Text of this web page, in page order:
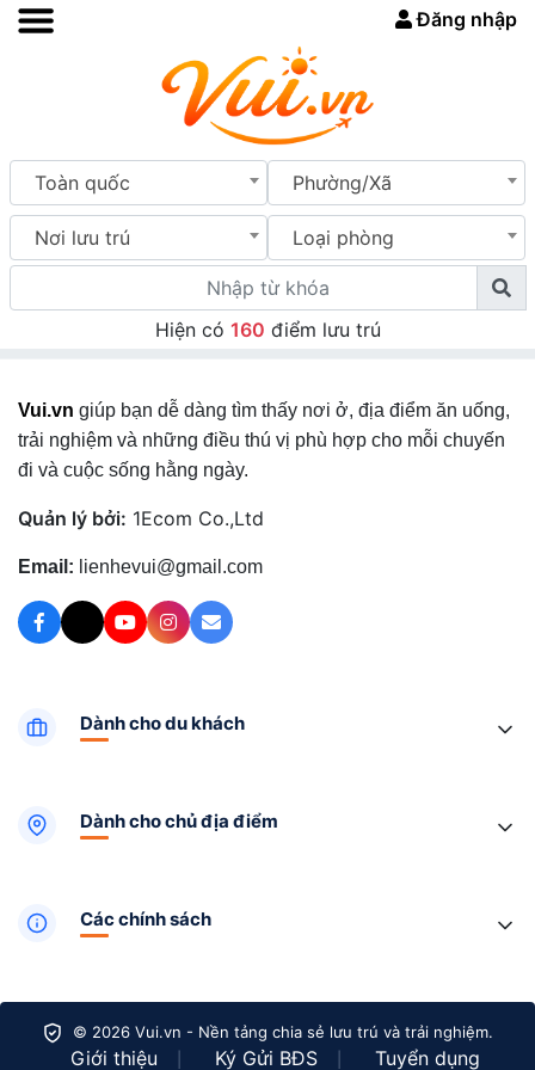
Đăng nhập
Toàn quốc Phường/Xã
Nơi lưu trú Loại phòng
Hiện có 160 điểm lưu trú
Vui.vn giúp bạn dễ dàng tìm thấy nơi ở, địa điểm ăn uống,
trải nghiệm và những điều thú vị phù hợp cho mỗi chuyến
đi và cuộc sống hằng ngày.
Quản lý bởi: 1Ecom Co.,Ltd
Email: lienhevui@gmail.com
Dành cho du khách
Dành cho chủ địa điểm
Các chính sách
© 2026 Vui.vn - Nền tảng chia sẻ lưu trú và trải nghiệm.
Giới thiệu Ký Gửi BĐS Tuyển dụng